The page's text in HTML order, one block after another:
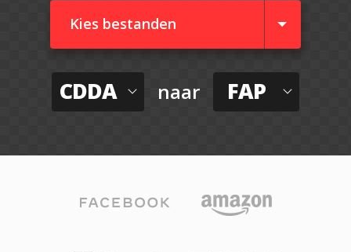
Kies bestanden
CDDA naar FAP